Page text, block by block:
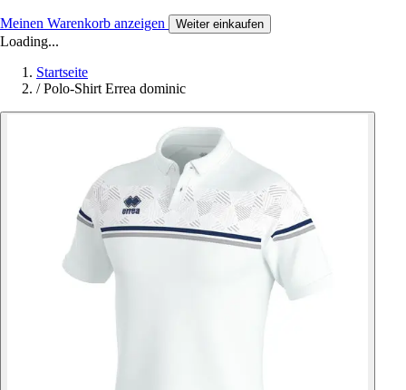
Meinen Warenkorb anzeigen Weiter einkaufen
Loading...
Startseite
/ Polo-Shirt Errea dominic